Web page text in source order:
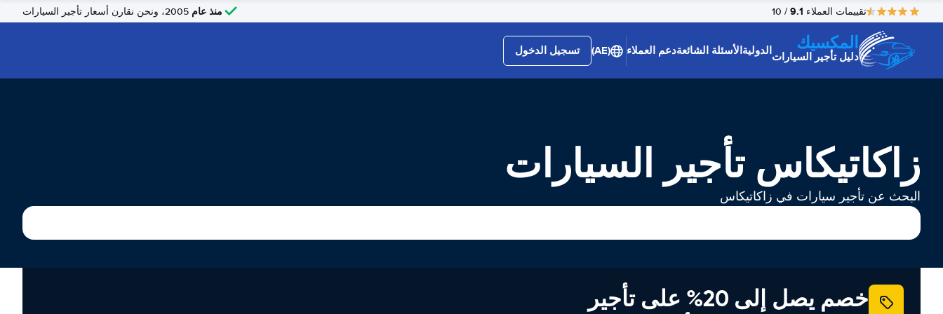
تقييمات العملاء 9.1
/ 10 منذ عام
المكسيك
دليل تأجير السياراتالدوليةالأسئلة الشائعةدعم العملاء (AE) تسجيل الدخول
زاكاتيكاس تأجير السيارات
البحث عن تأجير سيارات في زاكاتيكاس
خصم يصل إلى 20% على تأجير